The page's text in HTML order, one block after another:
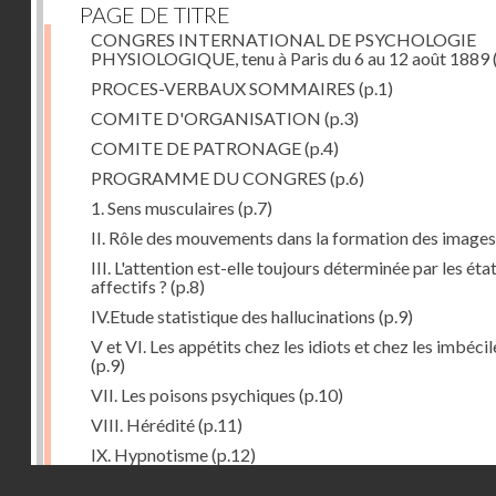
PAGE DE TITRE
CONGRES INTERNATIONAL DE PSYCHOLOGIE
PHYSIOLOGIQUE, tenu à Paris du 6 au 12 août 1889
PROCES-VERBAUX SOMMAIRES (p.1)
COMITE D'ORGANISATION (p.3)
COMITE DE PATRONAGE(p.4)
PROGRAMME DU CONGRES (p.6)
1. Sens musculaires (p.7)
II. Rôle des mouvements dans la formation des images
III. L'attention est-elle toujours déterminée par les
affectifs ? (p.8)
IV.Etude statistique des hallucinations (p.9)
V et VI. Les appétits chez les idiots et chez les
(p.9)
VII. Les poisons psychiques (p.10)
VIII. Hérédité(p.11)
IX. Hypnotisme(p.12)